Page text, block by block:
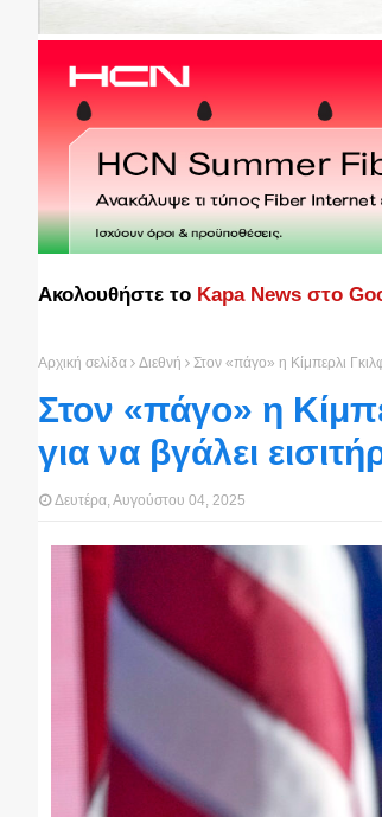
Ακολουθήστε το Kapa News στο
Αρχική σελίδα Διεθνή Στον «πάγο» η Κίμπερλι
Στον «πάγο» η
για να βγάλει
Δευτέρα, Αυγούστου 04, 2025